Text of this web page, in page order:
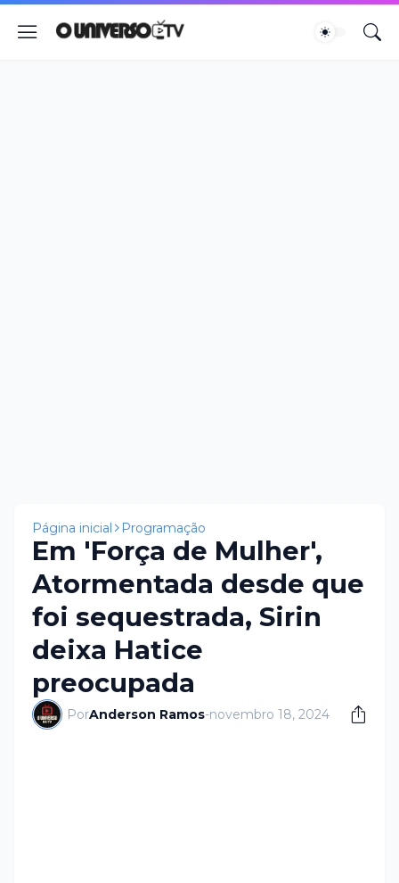
Página inicial Programação
Em 'Força de Mulher',
Atormentada desde que
foi sequestrada, Sirin
deixa Hatice
preocupada
PorAnderson Ramos-novembro 18, 2024